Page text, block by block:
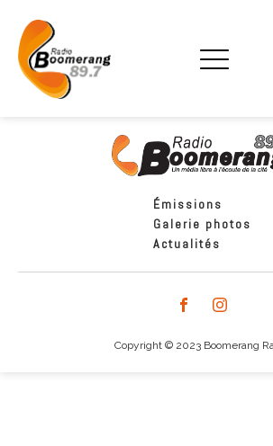
Émissions
Galerie photos
Actualités
Copyright © 2023 Boomerang